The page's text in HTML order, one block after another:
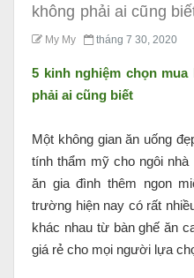
không phải ai cũng
My My tháng 7 30, 2020
5 kinh nghiệm chọn
phải ai cũng biết
Một không gian ăn uống
tính thẩm mỹ cho ngôi
ăn gia đình thêm ngon
trường hiện nay có rất
khác nhau từ bàn ghế ăn
giá rẻ cho mọi người lựa